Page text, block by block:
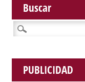
Buscar
Buscar:
PUBLICIDAD